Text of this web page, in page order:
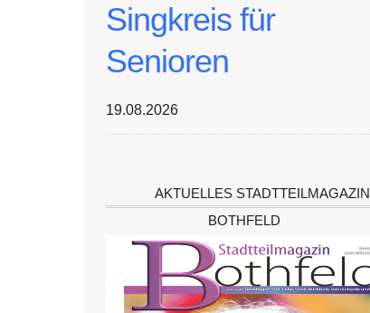
Singkreis für
Senioren
19.08.2026
AKTUELLES STADTTEILMAGAZIN
BOTHFELD